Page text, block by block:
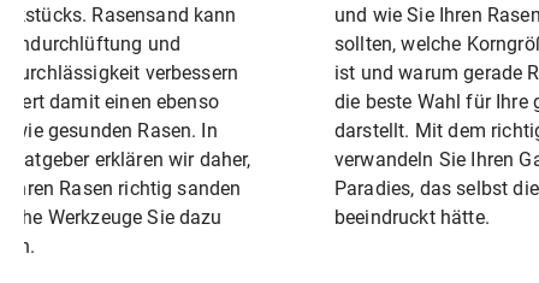
Rasensand kann
und
verbessern
damit einen ebenso
wie gesunden Rasen. In
Ratgeber erklären wir daher,
Ihren Rasen richtig sanden
Werkzeuge Sie dazu
und wie Sie Ihren
sollten, welche
ist und warum gerade
die beste Wahl für Ihre
darstellt. Mit dem
verwandeln Sie Ihren
Paradies, das selbst
beeindruckt hätte.